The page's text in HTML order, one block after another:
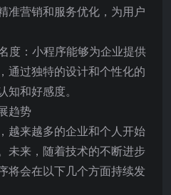
准营销和服务优化，为用户
度：小程序能够为企业提供
通过独特的设计和个性化的
和好感度。
趋势
越来越多的企业和个人开始
未来，随着技术的不断进步
将会在以下几个方面持续发